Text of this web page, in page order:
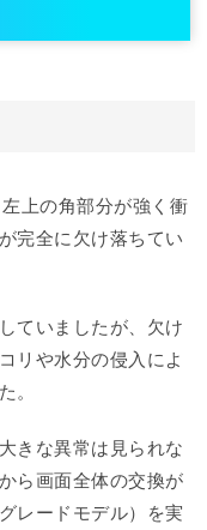
上の角部分が強く衝
完全に欠け落ちてい
ていましたが、欠け
リや水分の侵入によ
。
きな異常は見られな
ら画面全体の交換が
レードモデル）を実